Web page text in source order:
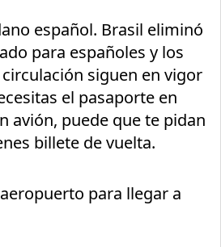
español. Brasil eliminó
para españoles y los
siguen en vigor
el pasaporte en
avión, puede que te pidan
billete de vuelta.
para llegar a